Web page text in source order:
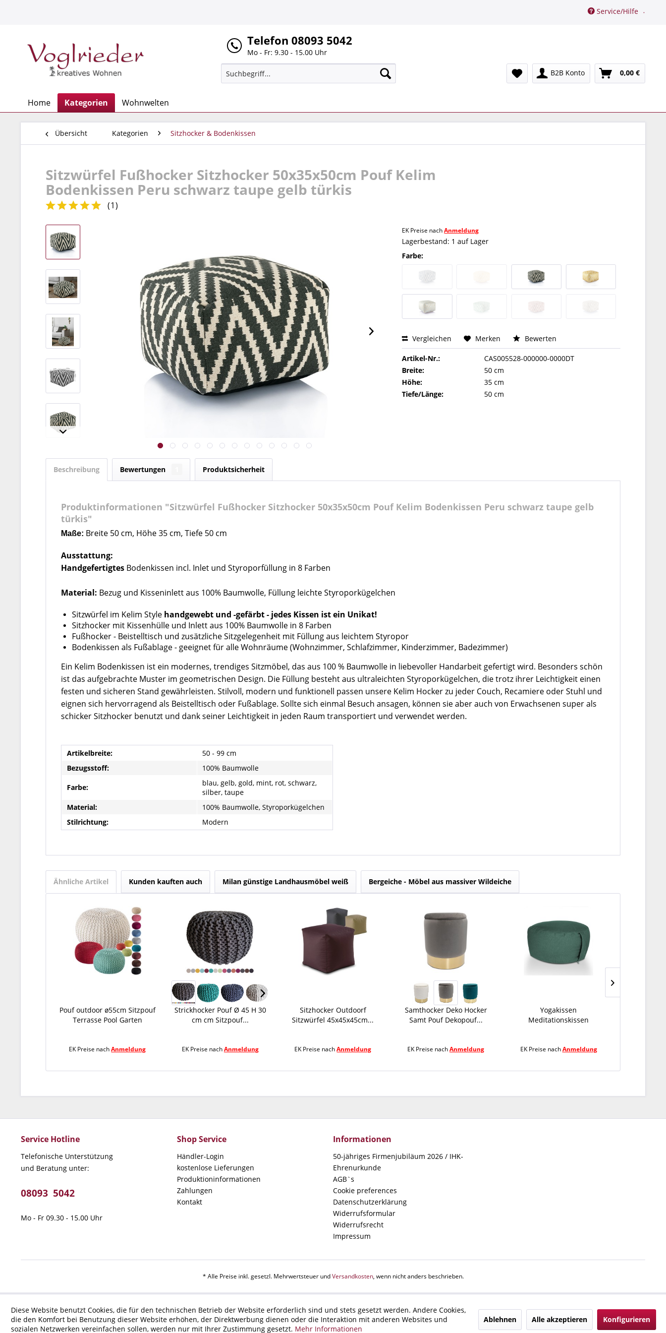
Service/Hilfe
Telefon 08093 5042
Mo - Fr: 9.30 - 15.00 Uhr
B2B Konto 0,00 €
Home Kategorien Wohnwelten
Übersicht Kategorien Sitzhocker & Bodenkissen
Sitzwürfel Fußhocker Sitzhocker 50x35x50cm Pouf Kelim
Bodenkissen Peru schwarz taupe gelb türkis
(1)
EK Preise nachAnmeldung
Lagerbestand: 1 auf Lager
Farbe:
Vergleichen Merken Bewerten
Artikel-Nr.:
CAS005528-000000-0000DT
Breite:
50 cm
Höhe:
35 cm
Tiefe/Länge:
50 cm
Beschreibung Bewertungen Produktsicherheit
Produktinformationen "Sitzwürfel Fußhocker Sitzhocker 50x35x50cm Pouf Kelim Bodenkissen Peru schwarz taupe gelb
türkis"
Maße: Breite 50 cm, Höhe 35 cm, Tiefe 50 cm
Ausstattung:
Handgefertigtes Bodenkissen incl. Inlet und Styroporfüllung in 8 Farben
Material: Bezug und Kisseninlett aus 100% Baumwolle, Füllung leichte Styroporkügelchen
Sitzwürfel im Kelim Style handgewebt und -gefärbt- jedes Kissen ist ein Unikat!
Sitzhocker mit Kissenhülle und Inlett aus 100% Baumwolle in 8 Farben
Fußhocker - Beistelltisch und zusätzliche Sitzgelegenheit mit Füllung aus leichtem Styropor
Bodenkissen als Fußablage - geeignet für alle Wohnräume (Wohnzimmer, Schlafzimmer, Kinderzimmer, Badezimmer)
Ein Kelim Bodenkissen ist ein modernes, trendiges Sitzmöbel, das aus 100 % Baumwolle in liebevoller Handarbeit gefertigt wird. Besonders schön
ist das aufgebrachte Muster im geometrischen Design. Die Füllung besteht aus ultraleichten Styroporkügelchen, die trotz ihrer Leichtigkeit einen
festen und sicheren Stand gewährleisten. Stilvoll, modern und funktionell passen unsere Kelim Hocker zu jeder Couch, Recamiere oder Stuhl und
eignen sich hervorragend als Beistelltisch oder Fußablage. Sollte sich einmal Besuch ansagen, können sie aber auch von Erwachsenen super als
schicker Sitzhocker benutzt und dank seiner Leichtigkeit in jeden Raum transportiert und verwendet werden.
Artikelbreite:
50 - 99 cm
Bezugsstoff:
100% Baumwolle
Farbe:
blau, gelb, gold, mint, rot, schwarz,
silber, taupe
Material:
100% Baumwolle, Styroporkügelchen
Stilrichtung:
Modern
Ähnliche Artikel Kunden kauften auch Milan günstige Landhausmöbel weiß Bergeiche - Möbel aus massiver Wildeiche
Pouf outdoor ø55cm Sitzpouf
Terrasse Pool Garten
EK Preise nachAnmeldung
Strickhocker Pouf Ø 45 H 30
cm cm Sitzpouf...
EK Preise nachAnmeldung
Sitzhocker Outdoorf
Sitzwürfel 45x45x45cm...
EK Preise nachAnmeldung
Samthocker Deko Hocker
Samt Pouf Dekopouf...
EK Preise nachAnmeldung
Yogakissen
Meditationskissen
EK Preise nachAnmeldung
Service Hotline
Telefonische Unterstützung
und Beratung unter:
08093 5042
Mo - Fr 09.30 - 15.00 Uhr
Shop Service
Händler-Login
kostenlose Lieferungen
Produktioninformationen
Zahlungen
Kontakt
Informationen
50-jähriges Firmenjubiläum 2026 / IHK-
Ehrenurkunde
AGB`s
Cookie preferences
Datenschutzerklärung
Widerrufsformular
Widerrufsrecht
Impressum
* Alle Preise inkl. gesetzl. Mehrwertsteuer undVersandkosten, wenn nicht anders beschrieben.
Diese Website benutzt Cookies, die für den technischen Betrieb der Website erforderlich sind und stets gesetzt werden. Andere Cookies,
die den Komfort bei Benutzung dieser Website erhöhen, der Direktwerbung dienen oder die Interaktion mit anderen Websites und
sozialen Netzwerken vereinfachen sollen, werden nur mit Ihrer Zustimmung gesetzt. Mehr Informationen
Ablehnen Alle akzeptieren Konfigurieren